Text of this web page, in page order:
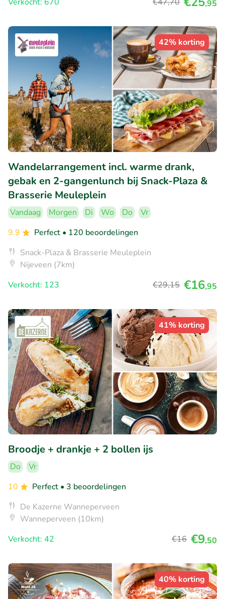
,95
42% korting
Wandelarrangement incl. warme drank,
gebak en 2-gangenlunch bij Snack-Plaza &
Brasserie Meuleplein
Vandaag Morgen Di Wo Do
Vr
9.9
Perfect • 120 beoordelingen
Snack-Plaza & Brasserie Meuleplein
Nijeveen (7km)
Verkocht: 123
€29,15 €16,95
41% korting
Broodje + drankje + 2 bollen ijs
Do
Vr
10
Perfect • 3 beoordelingen
De Kazerne Wanneperveen
Wanneperveen (10km)
Verkocht: 42
€16 €9,50
40% korting